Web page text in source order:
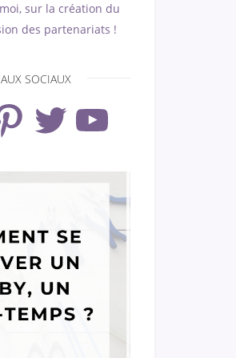
sur la création du
des partenariats !
SOCIAUX
Twitter YouTube